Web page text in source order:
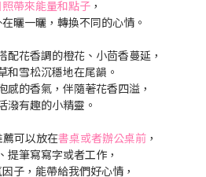
帶來能量和點子 ，
曬一曬，轉換不同的心情。
配花香調的橙花、小茴香蔓延，
和雪松沉穩地在尾韻。
感的香氣，伴隨著花香四溢，
潑有趣的小精靈。
可以放在書桌或者辦公桌前 ，
提筆寫寫字或者工作，
子，能帶給我們好心情，